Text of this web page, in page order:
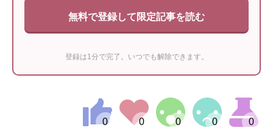
無料で登録して限定記事を読む
登録は1分で完了。いつでも解除できます。